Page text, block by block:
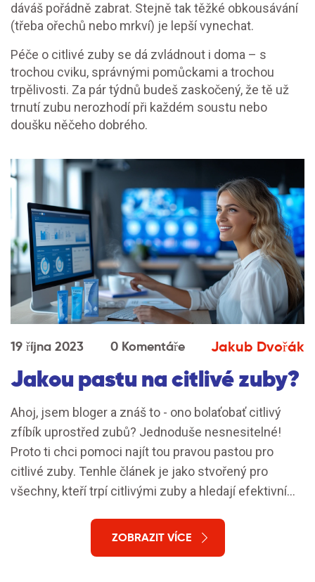
dáváš pořádně zabrat. Stejně tak těžké obkousávání
(třeba ořechů nebo mrkví) je lepší vynechat.
Péče o citlivé zuby se dá zvládnout i doma – s
trochou cviku, správnými pomůckami a trochou
trpělivosti. Za pár týdnů budeš zaskočený, že tě už
trnutí zubu nerozhodí při každém soustu nebo
doušku něčeho dobrého.
19 října 2023 0 Komentáře Jakub Dvořák
Jakou pastu na citlivé zuby?
Ahoj, jsem bloger a znáš to - ono bolaťobať citlivý
zfíbík uprostřed zubů? Jednoduše nesnesitelné!
Proto ti chci pomoci najít tou pravou pastou pro
citlivé zuby. Tenhle článek je jako stvořený pro
všechny, kteří trpí citlivými zuby a hledají efektivní
na nejlepší zubní pasty, které mohou citlivost zubů
zmírnit. Tak se se mnou ponoř do tohoto tématu a
ZOBRAZIT VÍCE